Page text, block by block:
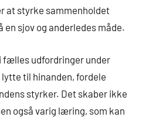
at styrke sammenholdet
sjov og anderledes måde.
fælles udfordringer under
til hinanden, fordele
styrker. Det skaber ikke
også varig læring, som kan